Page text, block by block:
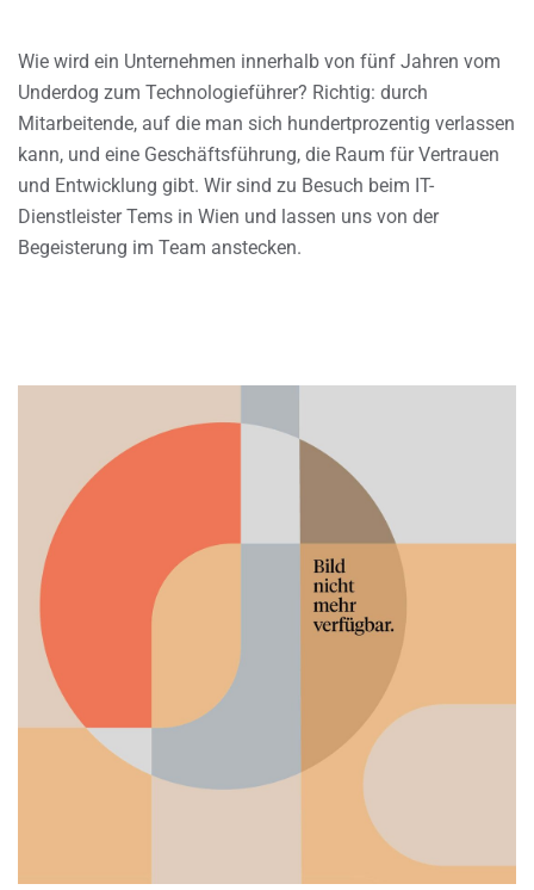
Wie wird ein Unternehmen innerhalb von fünf Jahren vom
Underdog zum Technologieführer? Richtig: durch
Mitarbeitende, auf die man sich hundertprozentig verlassen
kann, und eine Geschäftsführung, die Raum für Vertrauen
und Entwicklung gibt. Wir sind zu Besuch beim IT-
Dienstleister Tems in Wien und lassen uns von der
Begeisterung im Team anstecken.